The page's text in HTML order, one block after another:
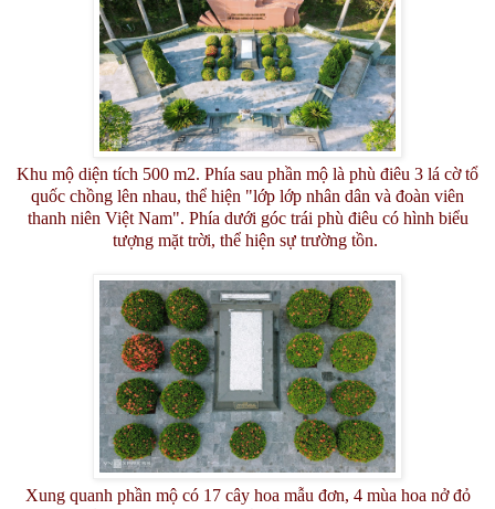
Khu mộ diện tích 500 m2. Phía sau phần mộ là phù điêu 3 lá cờ tổ
quốc chồng lên nhau, thể hiện "lớp lớp nhân dân và đoàn viên
thanh niên Việt Nam". Phía dưới góc trái phù điêu có hình biểu
tượng mặt trời, thể hiện sự trường tồn.
Xung quanh phần mộ có 17 cây hoa mẫu đơn, 4 mùa hoa nở đỏ